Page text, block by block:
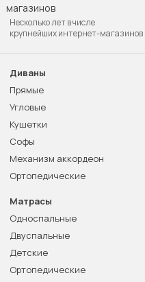
Несколько лет в числе
крупнейших интернет-магазинов
Диваны
Прямые
Угловые
Кушетки
Софы
Механизм аккордеон
Ортопедические
Матрасы
Односпальные
Двуспальные
Детские
Ортопедические